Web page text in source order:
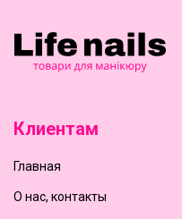
Клиентам
Главная
О нас, контакты